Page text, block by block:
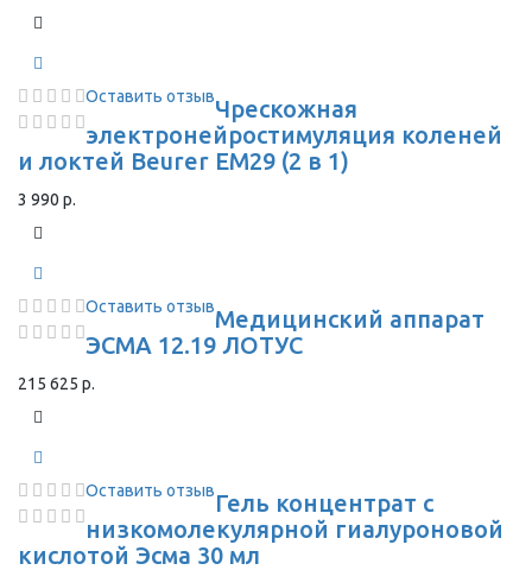
Оставить отзывЧрескожная
электронейростимуляция коленей
и локтей Beurer EM29 (2 в 1)
3 990 р.
Оставить отзывМедицинский аппарат
ЭСМА 12.19 ЛОТУС
215 625 р.
Оставить отзывГель концентрат с
низкомолекулярной гиалуроновой
кислотой Эсма 30 мл